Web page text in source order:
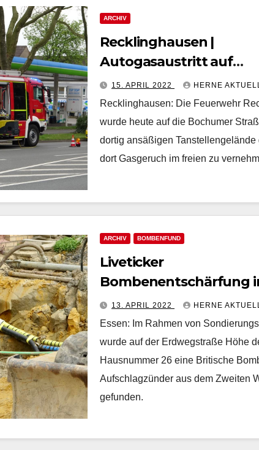
ARCHIV
Recklinghausen |
Autogasaustritt auf
Tankstellengelände
15. APRIL 2022 HERNE
Recklinghausen: Die Feuerwehr
wurde heute auf die Bochumer
dortig ansäßigen Tanstellengelände
dort Gasgeruch im freien zu
ARCHIV BOMBENFUND
Liveticker
Bombenentschärfung
Bochold
13. APRIL 2022 HERNE
Essen: Im Rahmen von
wurde auf der Erdwegstraße Höhe
Hausnummer 26 eine Britische
Aufschlagzünder aus dem Zweiten
gefunden.